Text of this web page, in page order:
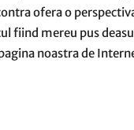
ofera o
fiind mereu pus
noastra de